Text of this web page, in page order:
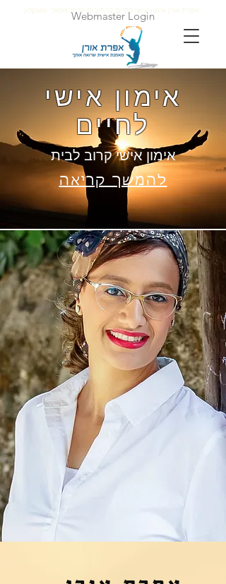
Webmaster Login
אפרת אורן אימון אישי לחיים ברחובות קרית מלאכי ואשקלון
אימון אישי
לחיים
אימון אישי קרוב לבית
להמשך קריאה